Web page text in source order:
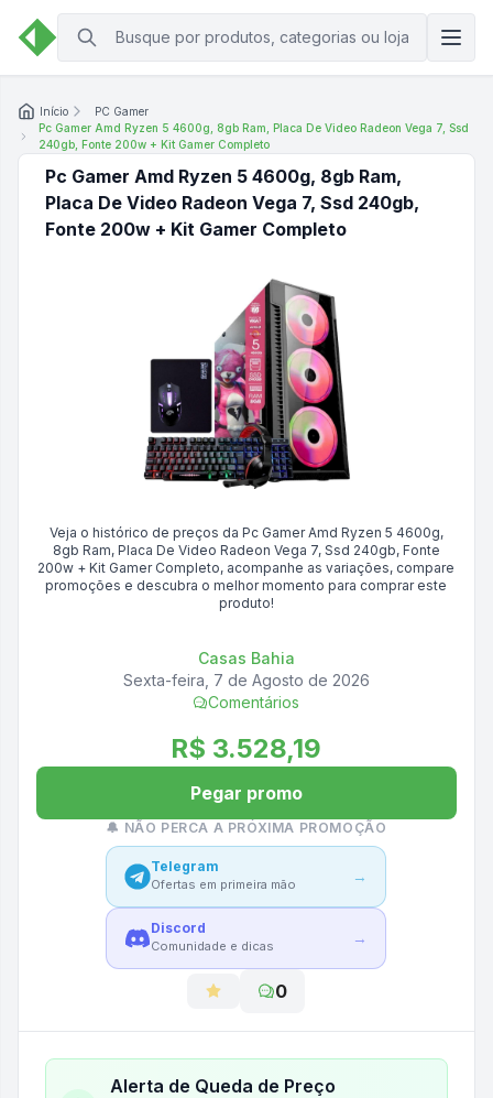
Início
PC Gamer
Pc Gamer Amd Ryzen 5 4600g, 8gb Ram, Placa De Video Radeon Vega 7, Ssd
240gb, Fonte 200w + Kit Gamer Completo
Pc Gamer Amd Ryzen 5 4600g, 8gb Ram,
Placa De Video Radeon Vega 7, Ssd 240gb,
Fonte 200w + Kit Gamer Completo
Veja o histórico de preços da Pc Gamer Amd Ryzen 5 4600g,
8gb Ram, Placa De Video Radeon Vega 7, Ssd 240gb, Fonte
200w + Kit Gamer Completo, acompanhe as variações, compare
promoções e descubra o melhor momento para comprar este
produto!
Casas Bahia
Sexta-feira, 7 de Agosto de 2026
Comentários
R$ 3.528,19
Pegar promo
🔔 NÃO PERCA A PRÓXIMA PROMOÇÃO
Telegram
Ofertas em primeira mão →
Discord
Comunidade e dicas →
0
Alerta de Queda de Preço